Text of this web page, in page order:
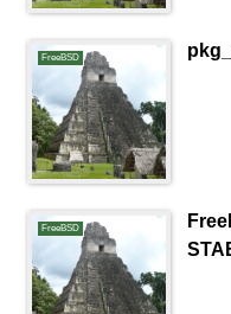
FreeBSD
FreeBSD